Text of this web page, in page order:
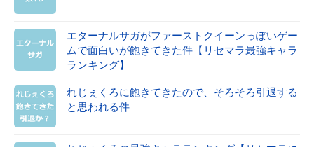
エターナルサガがファーストクイーンっぽいゲー
ムで面白いが飽きてきた件【リセマラ最強キャラ
ランキング】
れじぇくろに飽きてきたので、そろそろ引退する
と思われる件